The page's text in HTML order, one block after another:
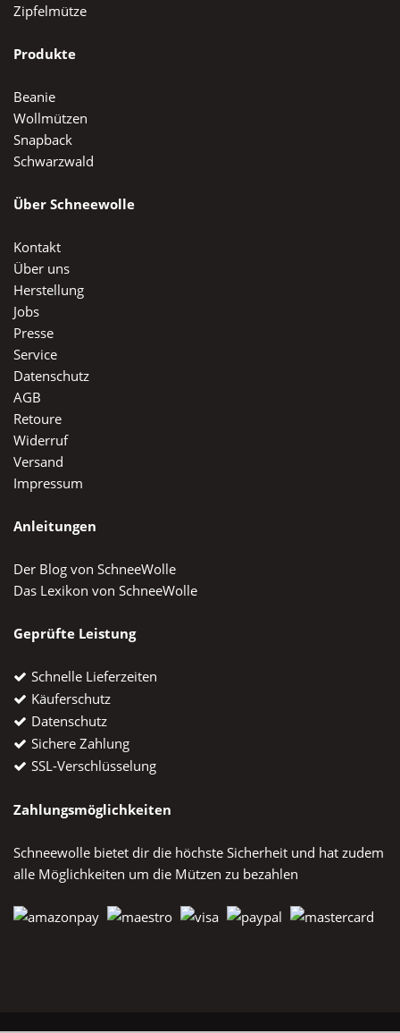
Zipfelmütze
Produkte
Beanie
Wollmützen
Snapback
Schwarzwald
Über Schneewolle
Kontakt
Über uns
Herstellung
Jobs
Presse
Service
Datenschutz
AGB
Retoure
Widerruf
Versand
Impressum
Anleitungen
Der Blog von SchneeWolle
Das Lexikon von SchneeWolle
Geprüfte Leistung
Schnelle Lieferzeiten
Käuferschutz
Datenschutz
Sichere Zahlung
SSL-Verschlüsselung
Zahlungsmöglichkeiten
Schneewolle bietet dir die höchste Sicherheit und hat zudem
alle Möglichkeiten um die Mützen zu bezahlen